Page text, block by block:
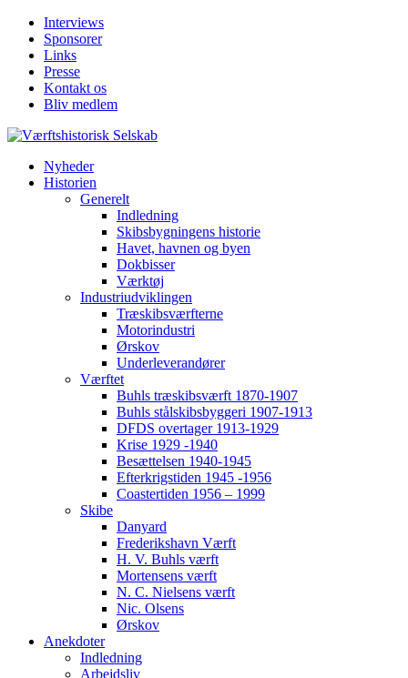
Interviews
Sponsorer
Links
Presse
Kontakt os
Bliv medlem
Nyheder
Historien
Generelt
Indledning
Skibsbygningens historie
Havet, havnen og byen
Dokbisser
Værktøj
Industriudviklingen
Træskibsværfterne
Motorindustri
Ørskov
Underleverandører
Værftet
Buhls træskibsværft 1870-1907
Buhls stålskibsbyggeri 1907-1913
DFDS overtager 1913-1929
Krise 1929 -1940
Besættelsen 1940-1945
Efterkrigstiden 1945 -1956
Coastertiden 1956 – 1999
Skibe
Danyard
Frederikshavn Værft
H. V. Buhls værft
Mortensens værft
N. C. Nielsens værft
Nic. Olsens
Ørskov
Anekdoter
Indledning
Arbejdsliv